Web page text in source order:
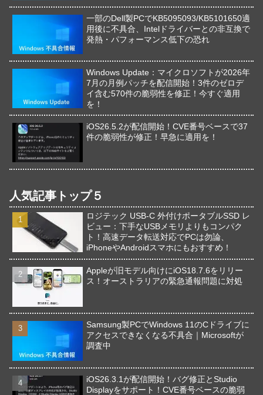
一部のDell製PCでKB5095093/KB5101650適
用後に不具合、Intelドライバーとの非互換で
発熱・パフォーマンス低下の恐れ
Windows Update：マイクロソフトが2026年
7月の月例パッチを配信開始！3件のゼロデ
イ含む570件の脆弱性を修正！今すぐ適用
を！
iOS26.5.2が配信開始！CVE番号ベースで37
件の脆弱性が修正！早急に適用を！
人気記事トップ５
ロジテック USB-C 外付けポータブルSSD レ
ビュー：下手なUSBメモリよりもコンパク
ト！高速データ転送対応でPCは勿論、
iPhoneやAndroidスマホにもおすすめ！
Appleが旧モデル向けにiOS18.7.6をリリー
ス！オーストラリアの緊急通報問題に対処
Samsung製PCでWindows 11のCドライブに
アクセスできなくなる不具合｜Microsoftが
調査中
iOS26.3.1が配信開始！バグ修正とStudio
Displayをサポート！CVE番号ベースの脆弱